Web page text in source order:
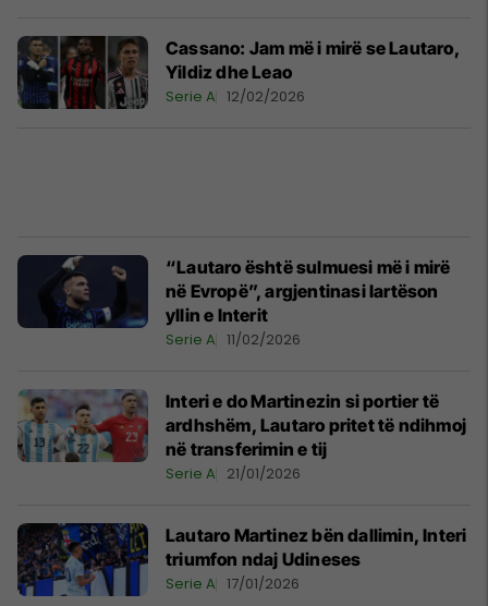
Cassano: Jam më i mirë se Lautaro,
Yildiz dhe Leao
Serie A 12/02/2026
“Lautaro është sulmuesi më i mirë
në Evropë”, argjentinasi lartëson
yllin e Interit
Serie A 11/02/2026
Interi e do Martinezin si portier të
ardhshëm, Lautaro pritet të ndihmoj
në transferimin e tij
Serie A 21/01/2026
Lautaro Martinez bën dallimin, Interi
triumfon ndaj Udineses
Serie A 17/01/2026